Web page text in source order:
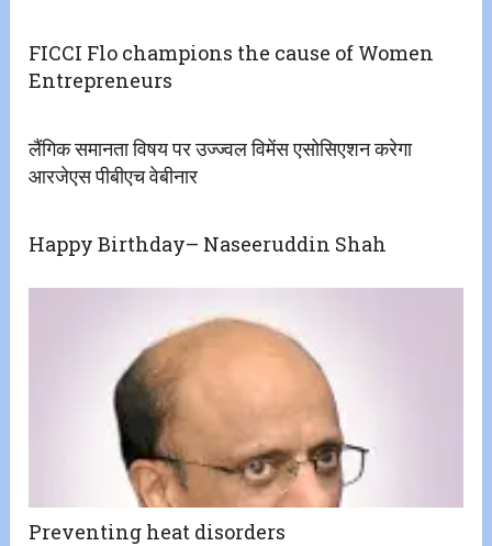
FICCI Flo champions the cause of Women
Entrepreneurs
लैंगिक समानता विषय पर उज्ज्वल विमेंस एसोसिएशन करेगा
आरजेएस पीबीएच वेबीनार
Happy Birthday– Naseeruddin Shah
Preventing heat disorders